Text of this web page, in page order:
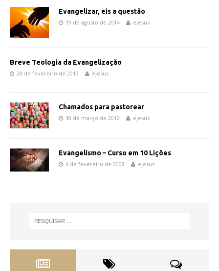
Evangelizar, eis a questão
19 de agosto de 2014 eJesus
Breve Teologia da Evangelização
28 de fevereiro de 2013 ejesus
Chamados para pastorear
30 de março de 2012 ejesus
Evangelismo – Curso em 10 Lições
6 de fevereiro de 2008 ejesus